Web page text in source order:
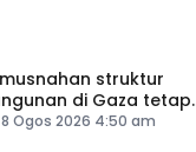
struktur
di Gaza tetap
peningkatan
8 Ogos 2026 4:50 am